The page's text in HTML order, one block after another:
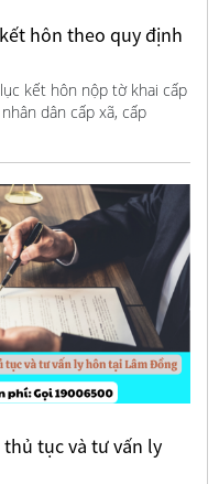
hôn theo quy định
kết hôn nộp tờ khai cấp
dân cấp xã, cấp
tục và tư vấn ly